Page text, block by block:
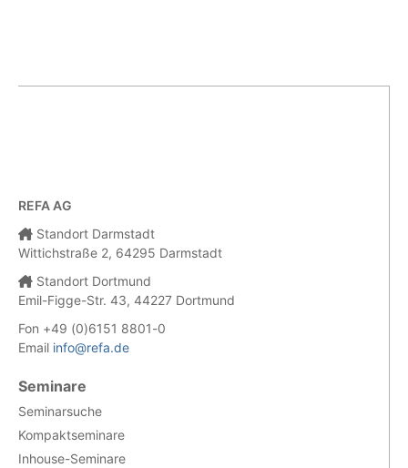
REFA AG
Standort Darmstadt
Wittichstraße 2, 64295 Darmstadt
Standort Dortmund
Emil-Figge-Str. 43, 44227 Dortmund
Fon +49 (0)6151 8801-0
Email info@refa.de
Seminare
Seminarsuche
Kompaktseminare
Inhouse-Seminare